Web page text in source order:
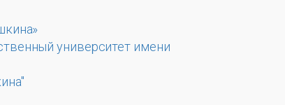
университет имени